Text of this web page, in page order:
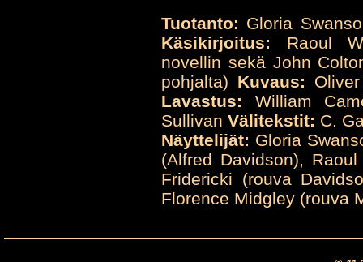
Tuotanto: Gloria
Käsikirjoitus: Raoul
novellin sekä John
pohjalta) Kuvaus:
Lavastus: William
Sullivan Välitekstit: C.
Näyttelijät: Gloria
(Alfred Davidson),
Fridericki (rouva
Florence Midgley (rouva